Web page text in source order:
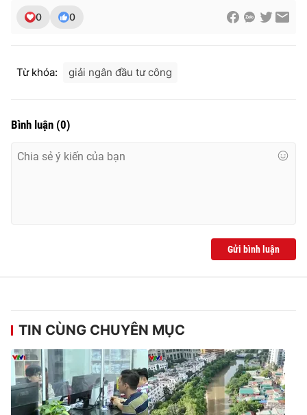
0 0
Từ khóa: giải ngân đầu tư công
Bình luận (0)
Gửi bình luận
TIN CÙNG CHUYÊN MỤC